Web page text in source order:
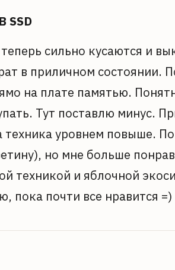
SSD
сильно кусаются и
в приличном состоянии.
на плате памятью.
Тут поставлю минус.
техника уровнем повыше.
но мне больше
техникой и яблочной
пока почти все нравится =)